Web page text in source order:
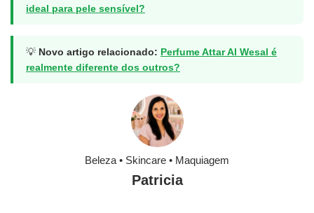
ideal para pele sensível?
💡 Novo artigo relacionado: Perfume Attar Al Wesal é
realmente diferente dos outros?
Beleza • Skincare • Maquiagem
Patricia